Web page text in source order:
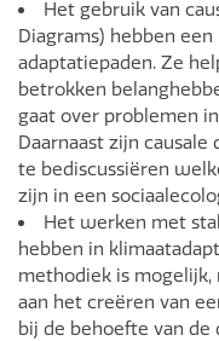
Het gebruik van
Diagrams) hebben
adaptatiepaden. Ze
betrokken
gaat over problemen
Daarnaast zijn
te bediscussiëren
zijn in een
Het werken met
hebben in
methodiek is
aan het creëren van
bij de behoefte van de